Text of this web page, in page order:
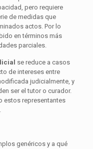
pero requiere
de medidas que
actos. Por lo
en términos más
parciales.
se reduce a casos
de intereses entre
judicialmente, y
ser el tutor o curador.
estos representantes
genéricos y a qué